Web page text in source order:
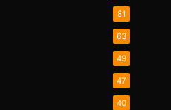
81
63
49
47
40